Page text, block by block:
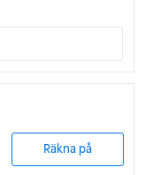
Räkna på